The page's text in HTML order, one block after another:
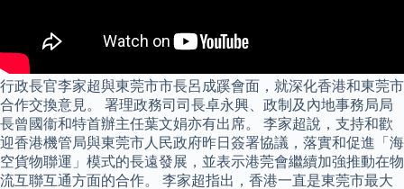
行政長官李家超與東莞市市長呂成蹊會面，就深化香港和東莞市
合作交換意見。 署理政務司司長卓永興、政制及內地事務局局
長曾國衞和特首辦主任葉文娟亦有出席。 李家超說，支持和歡
迎香港機管局與東莞市人民政府昨日簽署協議，落實和促進「海
空貨物聯運」模式的長遠發展，並表示港莞會繼續加強推動在物
流互聯互通方面的合作。 李家超指出，香港一直是東莞市最大